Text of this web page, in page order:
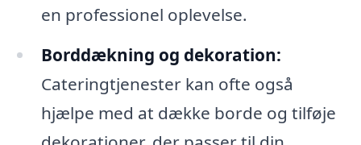
en professionel oplevelse.
Borddækning og dekoration:
Cateringtjenester kan ofte også
hjælpe med at dække borde og tilføje